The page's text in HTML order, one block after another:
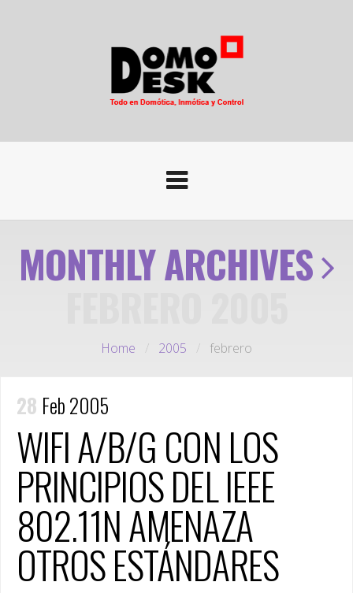
MONTHLY ARCHIVES
Home / 2005 / febrero
28 Feb 2005
WIFI A/B/G CON LOS
PRINCIPIOS DEL IEEE
802.11N AMENAZA
OTROS ESTÁNDARES